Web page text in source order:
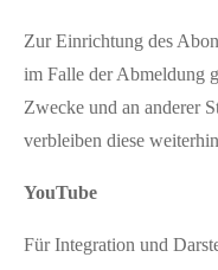
Zur Einrichtung des
im Falle der Abmeldung
Zwecke und an anderer
verbleiben diese
YouTube
Für Integration und